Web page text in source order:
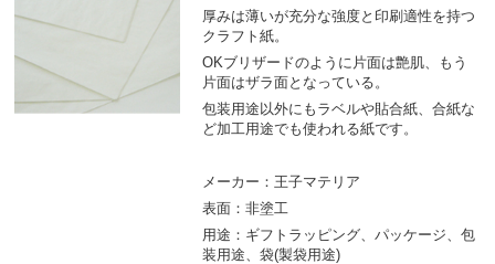
厚みは薄いが充分な強度と印刷適性を持つ
クラフト紙。
OKブリザードのように片面は艶肌、もう
片面はザラ面となっている。
包装用途以外にもラベルや貼合紙、合紙な
ど加工用途でも使われる紙です。
メーカー：王子マテリア
表面：非塗工
用途：ギフトラッピング、パッケージ、包
装用途、袋(製袋用途)